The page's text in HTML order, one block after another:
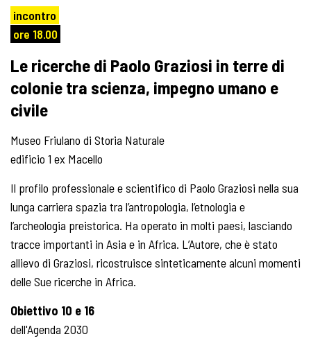
incontro
ore 18.00
Le ricerche di Paolo Graziosi in terre di
colonie tra scienza, impegno umano e
civile
Museo Friulano di Storia Naturale
edificio 1 ex Macello
Il profilo professionale e scientifico di Paolo Graziosi nella sua
lunga carriera spazia tra l’antropologia, l’etnologia e
l’archeologia preistorica. Ha operato in molti paesi, lasciando
tracce importanti in Asia e in Africa. L’Autore, che è stato
allievo di Graziosi, ricostruisce sinteticamente alcuni momenti
delle Sue ricerche in Africa.
Obiettivo 10 e 16
dell'Agenda 2030